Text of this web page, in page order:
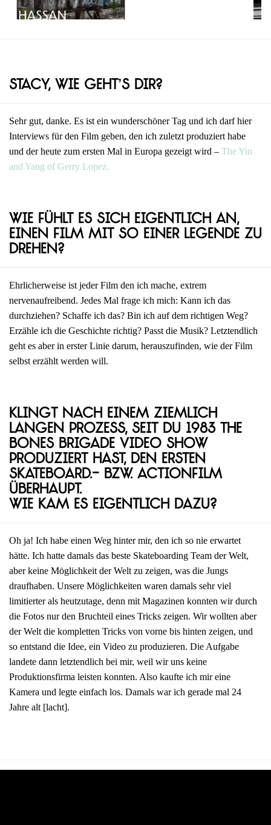
Stacy, wie geht’s dir?
Sehr gut, danke. Es ist ein wunderschöner Tag und ich darf hier
Interviews für den Film geben, den ich zuletzt produziert habe
und der heute zum ersten Mal in Europa gezeigt wird – The Yin
and Yang of Gerry Lopez.
Wie fühlt es sich eigentlich an,
einen Film mit so einer Legende zu
drehen?
Ehrlicherweise ist jeder Film den ich mache, extrem
nervenaufreibend. Jedes Mal frage ich mich: Kann ich das
durchziehen? Schaffe ich das? Bin ich auf dem richtigen Weg?
Erzähle ich die Geschichte richtig? Passt die Musik? Letztendlich
geht es aber in erster Linie darum, herauszufinden, wie der Film
selbst erzählt werden will.
Klingt nach einem ziemlich
langen Prozess, seit du 1983 The
Bones Brigade Video Show
produziert hast, den ersten
Skateboard.- bzw. Actionfilm
überhaupt.
Wie kam es eigentlich dazu?
Oh ja! Ich habe einen Weg hinter mir, den ich so nie erwartet
hätte. Ich hatte damals das beste Skateboarding Team der Welt,
aber keine Möglichkeit der Welt zu zeigen, was die Jungs
draufhaben. Unsere Möglichkeiten waren damals sehr viel
limitierter als heutzutage, denn mit Magazinen konnten wir durch
die Fotos nur den Bruchteil eines Tricks zeigen. Wir wollten aber
der Welt die kompletten Tricks von vorne bis hinten zeigen, und
so entstand die Idee, ein Video zu produzieren. Die Aufgabe
landete dann letztendlich bei mir, weil wir uns keine
Produktionsfirma leisten konnten. Also kaufte ich mir eine
Kamera und legte einfach los. Damals war ich gerade mal 24
Jahre alt [lacht].